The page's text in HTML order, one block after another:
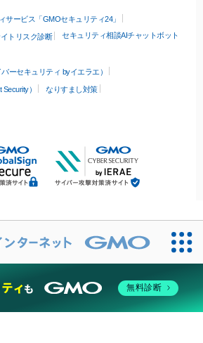
サービス「GMOセキュリティ24」
トリスク診断 セキュリティ相談AIチャットボット
ーセキュリティ byイエラエ）
）
なりすまし対策
無料診断